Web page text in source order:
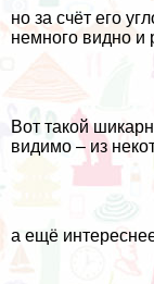
но за счёт его
немного видно и
Вот такой
видимо – из
а ещё